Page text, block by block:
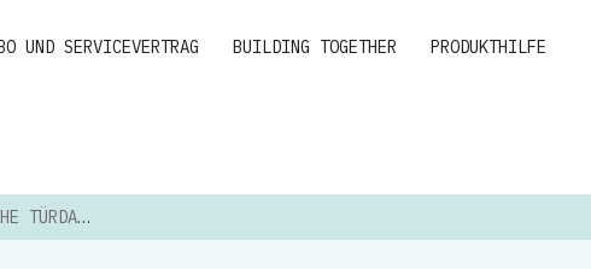
UND SERVICEVERTRAG BUILDING TOGETHER PRODUKTHILFE